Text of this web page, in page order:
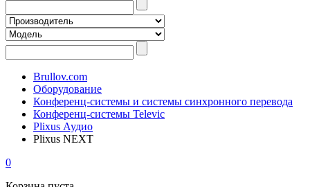
Brullov.com
Оборудование
Конференц-системы и системы синхронного перевода
Конференц-системы Televic
Plixus Аудио
Plixus NEXT
0